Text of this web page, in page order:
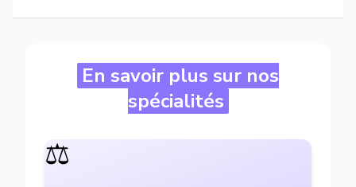
En savoir plus sur nos
spécialités
⚖️